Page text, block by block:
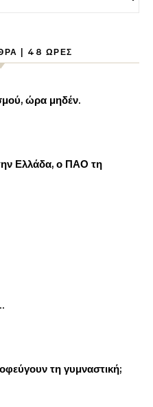
| 48 ΏΡΕΣ
ώρα μηδέν.
Ελλάδα, ο ΠΑΟ τη
τη γυμναστική;